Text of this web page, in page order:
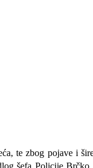
te zbog pojave i
šefa Policije